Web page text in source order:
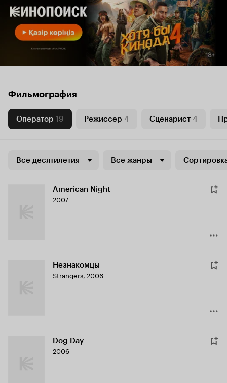
Фильмография
Оператор 19 Режиссер 4 Сценарист 4
Все десятилетия Все жанры
American Night
2007
Незнакомцы
Strangers, 2006
Dog Day
2006